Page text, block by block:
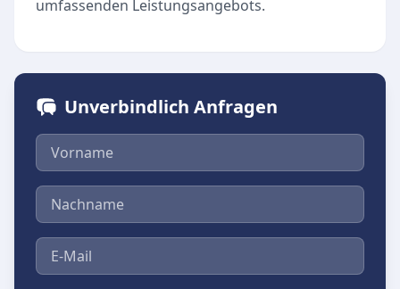
umfassenden Leistungsangebots.
Unverbindlich Anfragen
Vorname
Nachname
E-Mail